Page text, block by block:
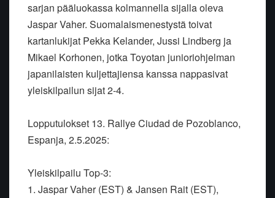
sarjan pääluokassa kolmannella sijalla oleva
Jaspar Vaher. Suomalaismenestystä toivat
kartanlukijat Pekka Kelander, Jussi Lindberg ja
Mikael Korhonen, jotka Toyotan junioriohjelman
japanilaisten kuljettajiensa kanssa nappasivat
yleiskilpailun sijat 2-4.
Lopputulokset 13. Rallye Ciudad de Pozoblanco,
Espanja, 2.5.2025:
Yleiskilpailu Top-3:
1. Jaspar Vaher (EST) & Jansen Rait (EST),